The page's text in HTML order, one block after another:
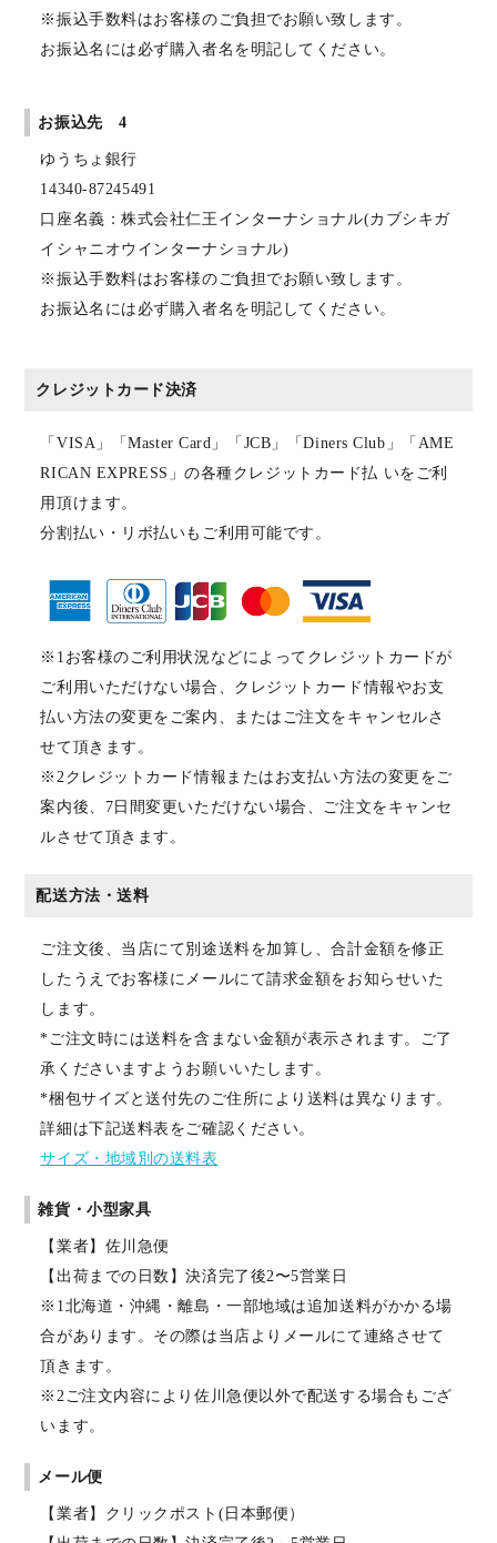
※振込手数料はお客様のご負担でお願い致します。
お振込名には必ず購入者名を明記してください。
お振込先 4
ゆうちょ銀行
14340-87245491
口座名義：株式会社仁王インターナショナル(カブシキガ
イシャニオウインターナショナル)
※振込手数料はお客様のご負担でお願い致します。
お振込名には必ず購入者名を明記してください。
クレジットカード決済
「VISA」「Master Card」「JCB」「Diners Club」「AME
RICAN EXPRESS」の各種クレジットカード払 いをご利
用頂けます。
分割払い・リボ払いもご利用可能です。
※1お客様のご利用状況などによってクレジットカードが
ご利用いただけない場合、クレジットカード情報やお支
払い方法の変更をご案内、またはご注文をキャンセルさ
せて頂きます。
※2クレジットカード情報またはお支払い方法の変更をご
案内後、7日間変更いただけない場合、ご注文をキャンセ
ルさせて頂きます。
配送方法・送料
ご注文後、当店にて別途送料を加算し、合計金額を修正
したうえでお客様にメールにて請求金額をお知らせいた
します。
*ご注文時には送料を含まない金額が表示されます。ご了
承くださいますようお願いいたします。
*梱包サイズと送付先のご住所により送料は異なります。
詳細は下記送料表をご確認ください。
サイズ・地域別の送料表
雑貨・小型家具
【業者】佐川急便
【出荷までの日数】決済完了後2〜5営業日
※1北海道・沖縄・離島・一部地域は追加送料がかかる場
合があります。その際は当店よりメールにて連絡させて
頂きます。
※2ご注文内容により佐川急便以外で配送する場合もござ
います。
メール便
【業者】クリックポスト(日本郵便）